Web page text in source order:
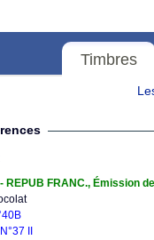
Timbres
REPUB FRANC., Émission
II